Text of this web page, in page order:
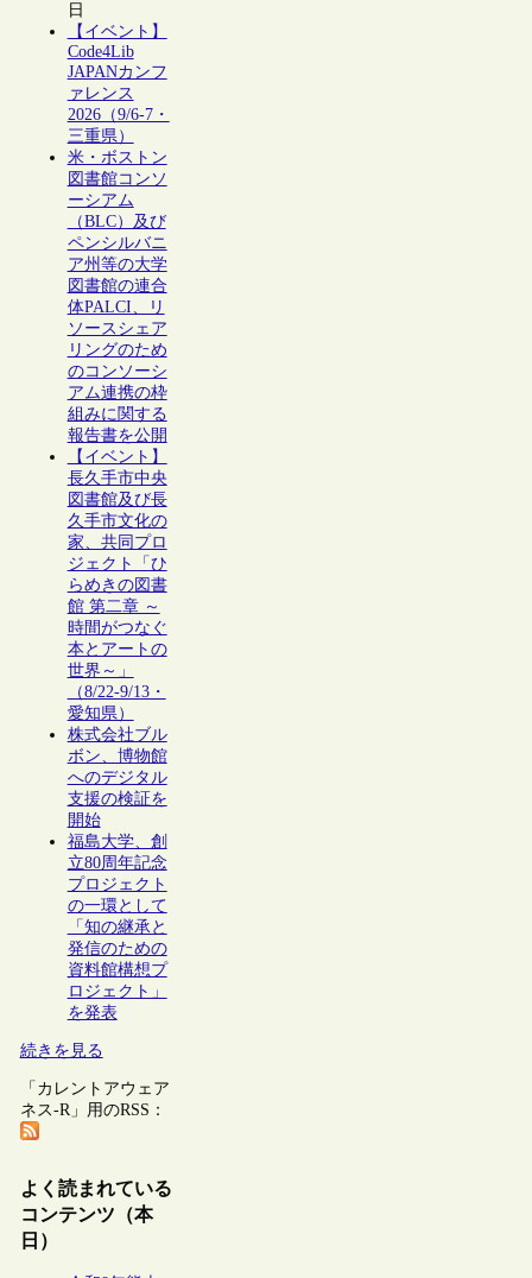
日
【イベント】
Code4Lib
JAPANカンフ
ァレンス
2026（9/6-7・
三重県）
米・ボストン
図書館コンソ
ーシアム
（BLC）及び
ペンシルバニ
ア州等の大学
図書館の連合
体PALCI、リ
ソースシェア
リングのため
のコンソーシ
アム連携の枠
組みに関する
報告書を公開
【イベント】
長久手市中央
図書館及び長
久手市文化の
家、共同プロ
ジェクト「ひ
らめきの図書
館 第二章 ～
時間がつなぐ
本とアートの
世界～」
（8/22-9/13・
愛知県）
株式会社ブル
ボン、博物館
へのデジタル
支援の検証を
開始
福島大学、創
立80周年記念
プロジェクト
の一環として
「知の継承と
発信のための
資料館構想プ
ロジェクト」
を発表
続きを見る
「カレントアウェア
ネス-R」用のRSS：
よく読まれている
コンテンツ（本
日）